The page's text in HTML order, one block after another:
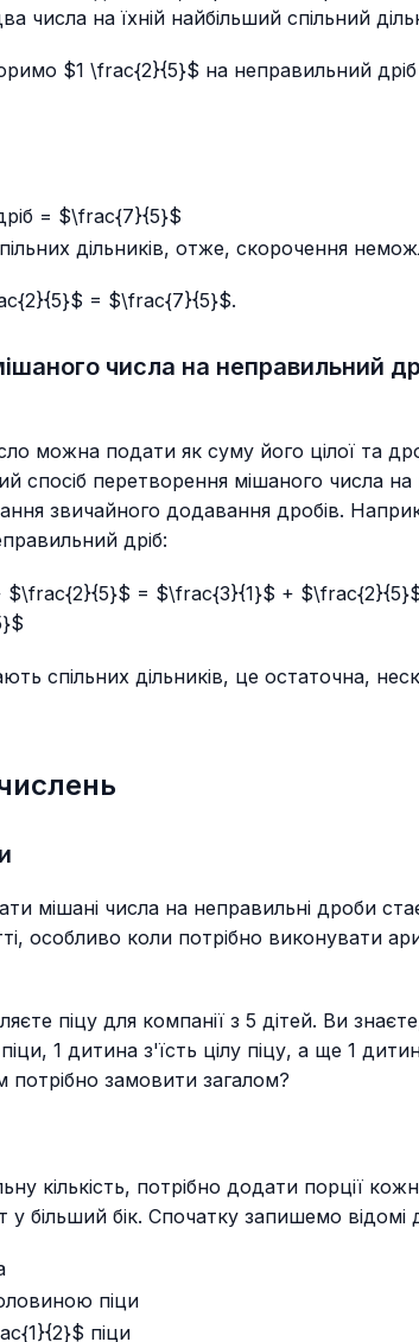
числа на їхній найбільший спільний
$1 \frac{2}{5}$ на неправильний
= $\frac{7}{5}$
дільників, отже, скорочення
= $\frac{7}{5}$.
числа на неправильний
можна подати як суму його цілої та
спосіб перетворення мішаного числа
звичайного додавання дробів.
дріб:
$\frac{2}{5}$ = $\frac{3}{1}$ +
спільних дільників, це остаточна,
мішані числа на неправильні дроби
особливо коли потрібно виконувати
піцу для компанії з 5 дітей. Ви
1 дитина з'їсть цілу піцу, а ще 1
потрібно замовити загалом?
кількість, потрібно додати порції
у більший бік. Спочатку запишемо відомі
піци
піци